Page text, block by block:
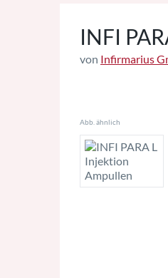
INFI
von Infirmarius
Abb. ähnlich